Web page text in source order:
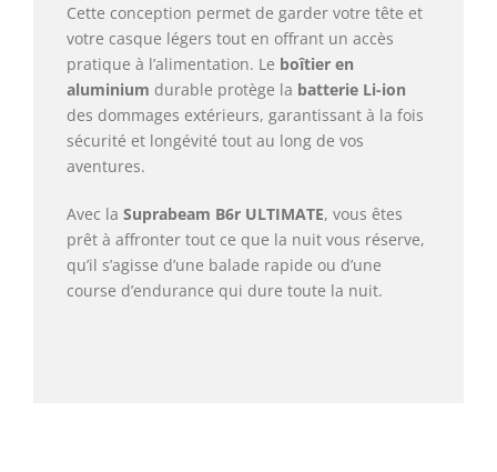
Cette conception permet de garder votre tête et
votre casque légers tout en offrant un accès
pratique à l’alimentation. Le boîtier en
aluminium durable protège la batterie Li-ion
des dommages extérieurs, garantissant à la fois
sécurité et longévité tout au long de vos
aventures.
Avec la Suprabeam B6r ULTIMATE, vous êtes
prêt à affronter tout ce que la nuit vous réserve,
qu’il s’agisse d’une balade rapide ou d’une
course d’endurance qui dure toute la nuit.